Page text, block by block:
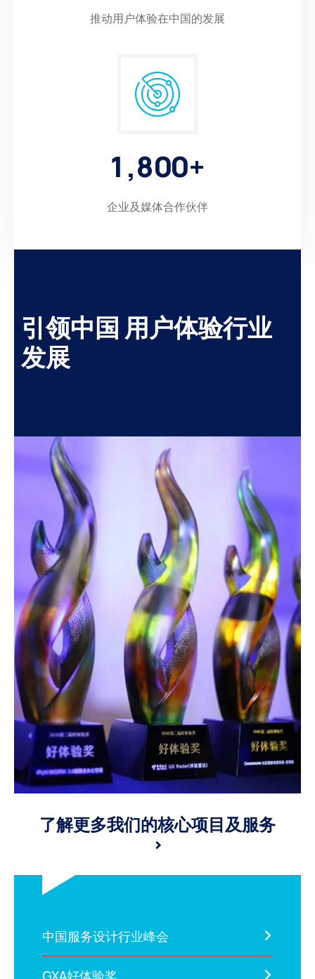
推动用户体验在中国的发展
1 ,800+
企业及媒体合作伙伴
引领中国 用户体验行业
发展
了解更多我们的核心项目及服务
>
中国服务设计行业峰会
GXA好体验奖